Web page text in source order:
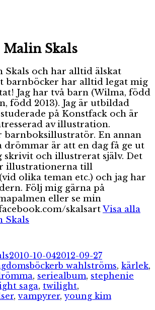
Malin Skals
Skals och har alltid älskat
barnböcker har alltid legat mig
Jag har två barn (Wilma, född
född 2013). Jag är utbildad
på Konstfack och är
av illustration.
barnboksillustratör. En annan
drömmar är att en dag få ge ut
skrivit och illustrerat själv. Det
illustrationerna till
olika teman etc.) och jag har
Följ mig gärna på
eller se min
skalsartVisa alla
Skals
2010-10-042012-09-27
Etiketter
b wahlströms, kärlek,
, seriealbum, stephenie
saga, twilight,
,vampyrer,young kim